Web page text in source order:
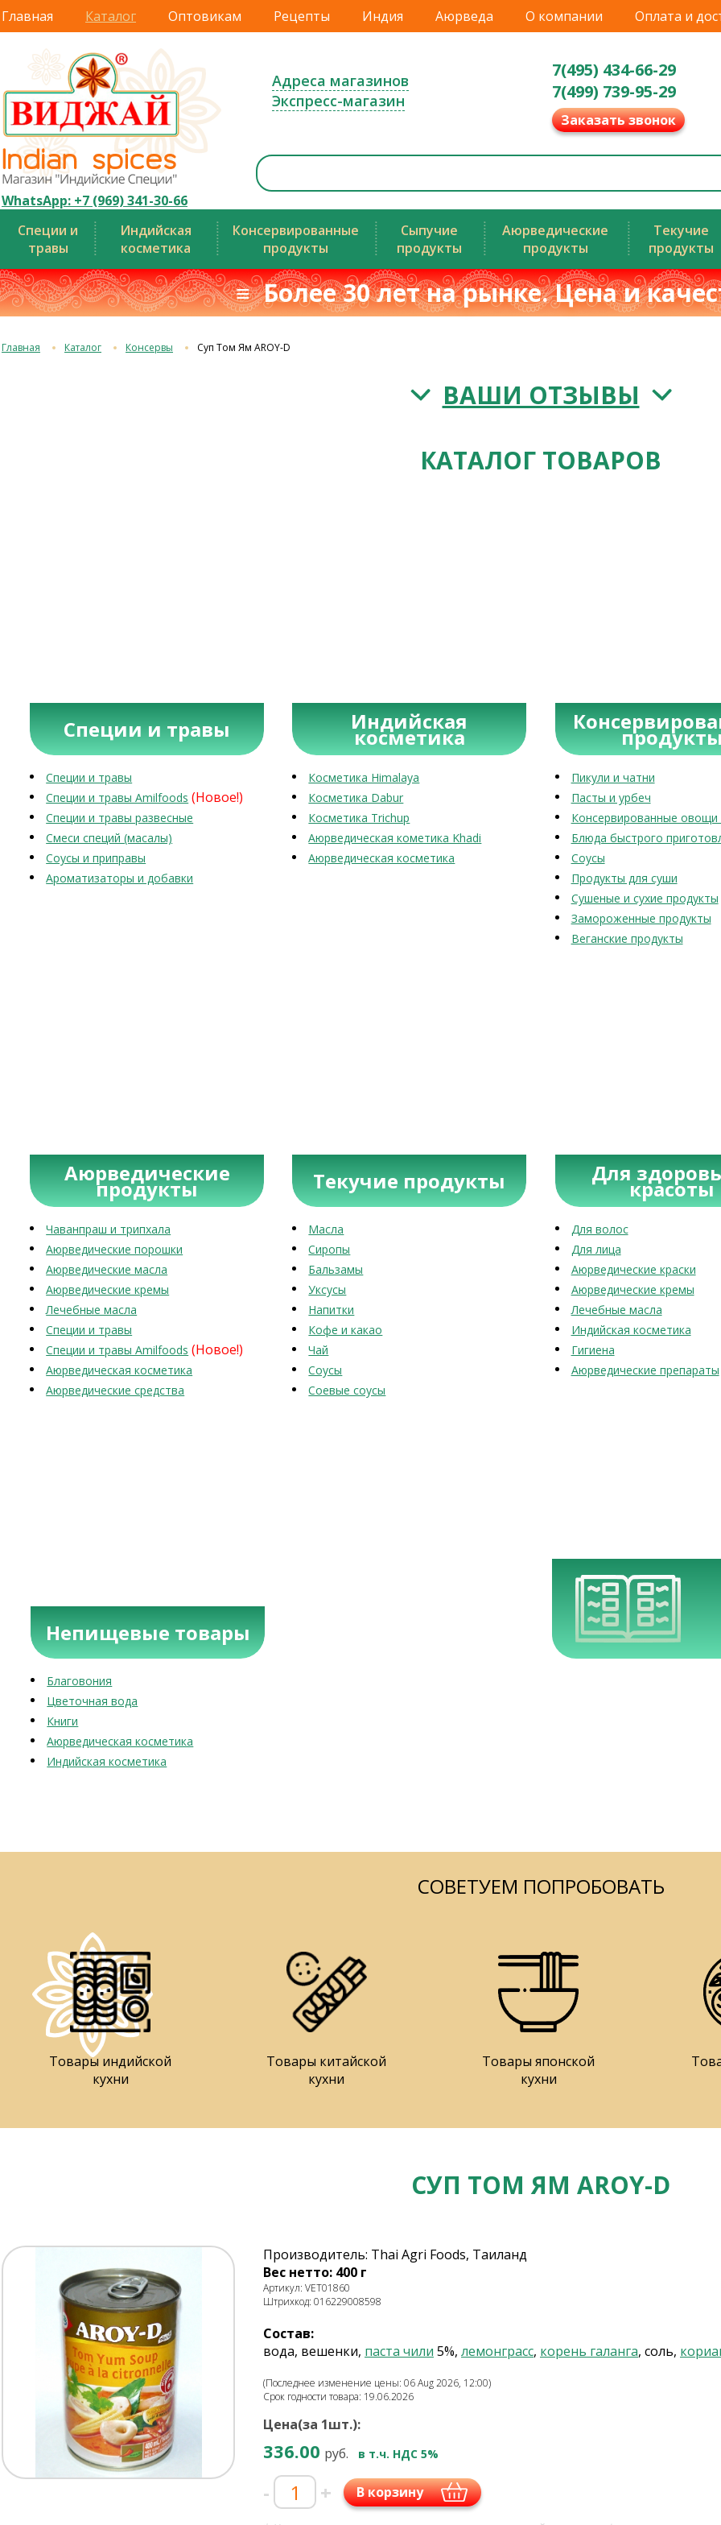
Главная Каталог Оптовикам Рецепты Индия Аюрведа О компании Оплата и
WhatsApp: +7 (969) 341-30-66
Адреса магазинов
Экспресс-магазин
7(495) 434-66-29
7(499) 739-95-29
Заказать звонок
Специи и
травы
Индийская
косметика
Консервированные
продукты
Сыпучие
продукты
Аюрведические
продукты
Текучие
продукты
≡ Более 30 лет на рынке. Цена и
Главная Каталог Консервы Суп Том Ям AROY-D
ВАШИ ОТЗЫВЫ
КАТАЛОГ ТОВАРОВ
Специи и травы
Специи и травы
Специи и травы Amilfoods (Новое!)
Специи и травы развесные
Смеси специй (масалы)
Соусы и приправы
Ароматизаторы и добавки
Индийская
косметика
Косметика Himalaya
Косметика Dabur
Косметика Trichup
Аюрведическая кометика Khadi
Аюрведическая косметика
Пикули и чатни
Пасты и урбеч
Консервированные овощи
Блюда быстрого
Соусы
Продукты для суши
Сушеные и сухие продукты
Замороженные продукты
Веганские продукты
Аюрведические
продукты
Чаванпраш и трипхала
Аюрведические порошки
Аюрведические масла
Аюрведические кремы
Лечебные масла
Специи и травы
Специи и травы Amilfoods (Новое!)
Аюрведическая косметика
Аюрведические средства
Текучие продукты
Масла
Сиропы
Бальзамы
Уксусы
Напитки
Кофе и какао
Чай
Соусы
Соевые соусы
Для
красоты
Для волос
Для лица
Аюрведические краски
Аюрведические кремы
Лечебные масла
Индийская косметика
Гигиена
Аюрведические препараты
Непищевые товары
Благовония
Цветочная вода
Книги
Аюрведическая косметика
Индийская косметика
СОВЕТУЕМ ПОПРОБОВАТЬ
Товары индийской
кухни
Товары китайской
кухни
Товары японской
кухни
СУП ТОМ ЯМ AROY-D
Производитель: Thai Agri Foods, Таиланд
Вес нетто: 400 г
Артикул: VET01860
Штрихкод: 016229008598
Состав:
вода, вешенки, паста чили 5%, лемонграсс, корень галанга, соль,
(Последнее изменение цены: 06 Aug 2026, 12:00)
Срок годности товара: 19.06.2026
Цена(за 1шт.):
336.00 руб. в т.ч. НДС 5%
- + В корзину